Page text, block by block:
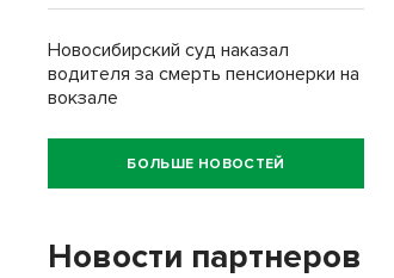
Новосибирский суд наказал
водителя за смерть пенсионерки на
вокзале
БОЛЬШЕ НОВОСТЕЙ
Новости партнеров